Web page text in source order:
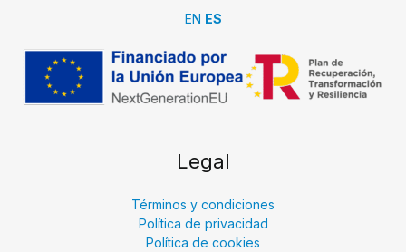
EN ES
Legal
Términos y condiciones
Política de privacidad
Política de cookies